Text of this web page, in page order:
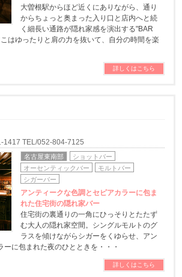
大曽根駅からほど近くにありながら、通り
からちょっと奥まった入り口と店内へと続
く細長い通路が隠れ家感を演出する"BAR
はゆったりと肩の力を抜いて、自分の時間を楽
詳しくはこちら
1417 TEL/052-804-7125
名古屋東南部
ショットバー
オーセンティックバー
モルトバー
シガーバー
アンティークな色調とセピアカラーに包ま
れた住宅街の隠れ家バー
住宅街の裏通りの一角にひっそりとたたず
む大人の隠れ家空間。シングルモルトのグ
ラスを傾けながらシガーをくゆらせ、アン
ーに包まれた夜のひとときを・・・
詳しくはこちら